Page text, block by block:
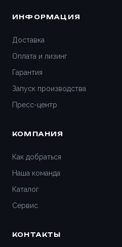
ИНФОРМАЦИЯ
Доставка
Оплата и лизинг
Гарантия
Запуск производства
Пресс-центр
КОМПАНИЯ
Как добраться
Наша команда
Каталог
Сервис
КОНТАКТЫ